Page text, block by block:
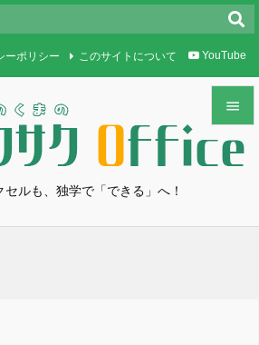
セルも、独学で「できる」へ！


メニュ
ーポリシー このサイトについて YouTube